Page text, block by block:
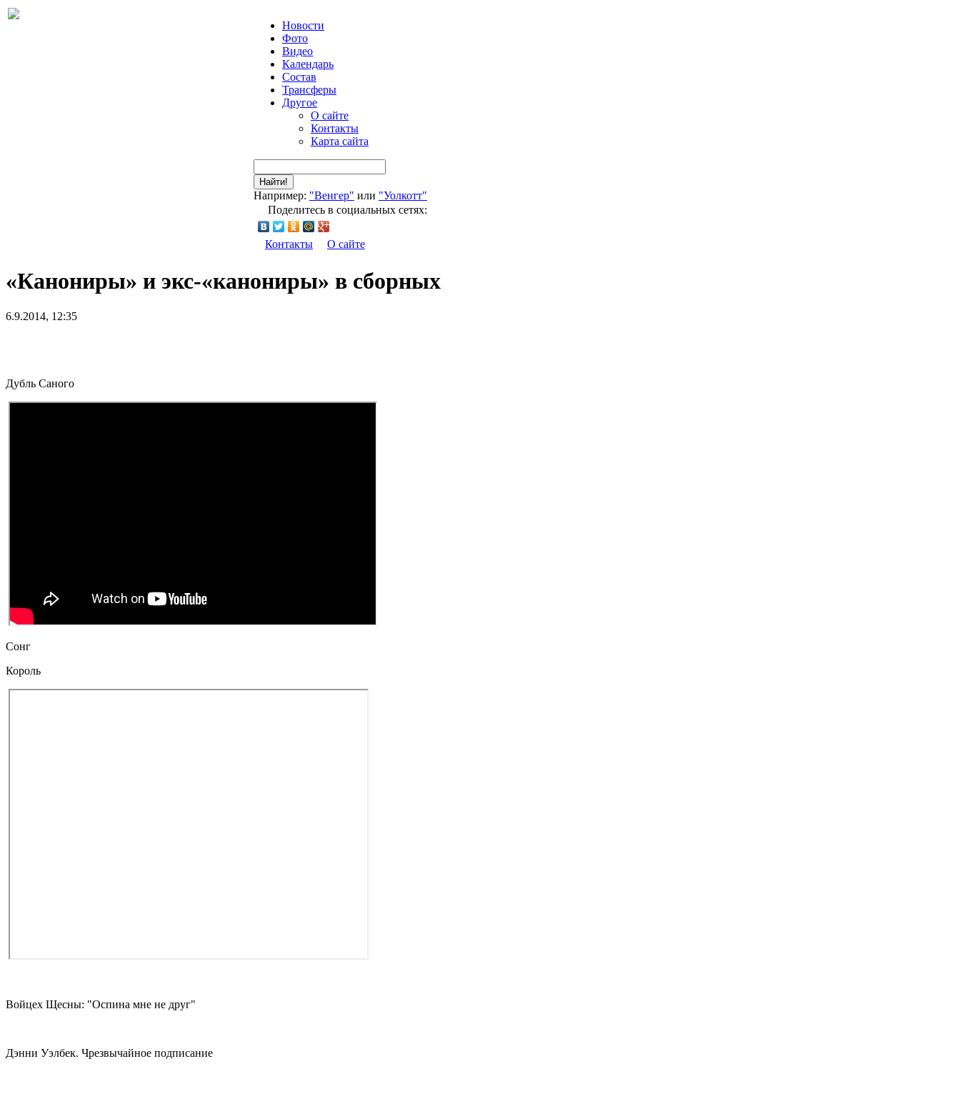
Новости
Фото
Видео
Календарь
Состав
Трансферы
Другое
О сайте
Контакты
Карта сайта
Найти!
Например: "Венгер" или "Уолкотт"
Поделитесь в социальных сетях:
Контакты О сайте
«Канониры» и экс-«канониры» в сборных
6.9.2014, 12:35
Дубль Саного
Сонг
Король
Войцех Щесны: "Оспина мне не друг"
Дэнни Уэлбек. Чрезвычайное подписание